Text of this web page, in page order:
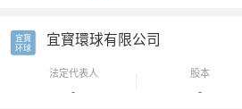
宜寳
环球
宜寳環球有限公司
法定代表人
-
股本
-